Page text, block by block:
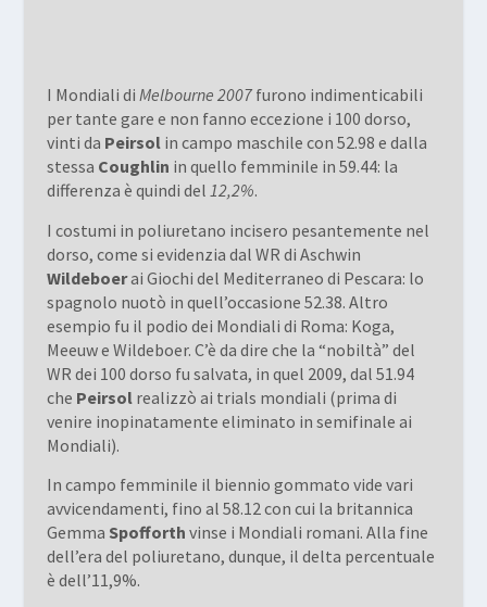
I Mondiali di Melbourne 2007furono indimenticabili
per tante gare e non fanno eccezione i 100 dorso,
vinti da Peirsolin campo maschile con 52.98 e dalla
stessa Coughlin in quello femminile in 59.44: la
differenza è quindi del 12,2%.
I costumi in poliuretano incisero pesantemente nel
dorso, come si evidenzia dal WR di Aschwin
Wildeboerai Giochi del Mediterraneo di Pescara: lo
spagnolo nuotò in quell’occasione 52.38. Altro
esempio fu il podio dei Mondiali di Roma: Koga,
Meeuw e Wildeboer. C’è da dire che la “nobiltà” del
WR dei 100 dorso fu salvata, in quel 2009, dal 51.94
che Peirsol realizzò ai trials mondiali (prima di
venire inopinatamente eliminato in semifinale ai
Mondiali).
In campo femminile il biennio gommato vide vari
avvicendamenti, fino al 58.12 con cui la britannica
Gemma Spofforth vinse i Mondiali romani. Alla fine
dell’era del poliuretano, dunque, il delta percentuale
è dell’11,9%.